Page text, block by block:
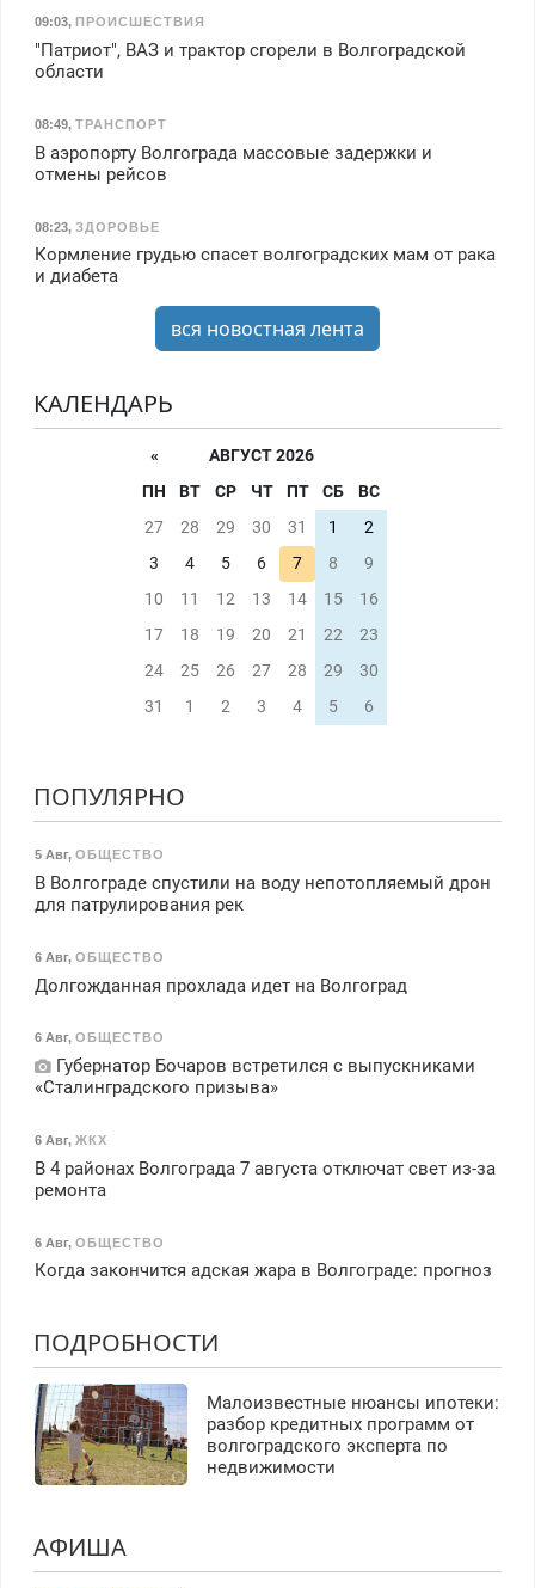
09:03, ПРОИСШЕСТВИЯ
"Патриот", ВАЗ и трактор сгорели в Волгоградской
области
08:49, ТРАНСПОРТ
В аэропорту Волгограда массовые задержки и
отмены рейсов
08:23, ЗДОРОВЬЕ
Кормление грудью спасет волгоградских мам от рака
и диабета
вся новостная лента
КАЛЕНДАРЬ
«
АВГУСТ 2026
ПН
ВТ СР ЧТ ПТ СБ
ВС
27
28 29 30 31 1
2
3
4 5 6 7 8
9
10
11 12 13 14 15
16
17
18 19 20 21 22
23
24
25 26 27 28 29
30
31
1 2 3 4 5 6
ПОПУЛЯРНО
5 Авг, ОБЩЕСТВО
В Волгограде спустили на воду непотопляемый дрон
для патрулирования рек
6 Авг, ОБЩЕСТВО
Долгожданная прохлада идет на Волгоград
6 Авг, ОБЩЕСТВО
Губернатор Бочаров встретился с выпускниками
«Сталинградского призыва»
6 Авг, ЖКХ
В 4 районах Волгограда 7 августа отключат свет из-за
ремонта
6 Авг, ОБЩЕСТВО
Когда закончится адская жара в Волгограде: прогноз
ПОДРОБНОСТИ
Малоизвестные нюансы ипотеки:
разбор кредитных программ от
волгоградского эксперта по
недвижимости
АФИША